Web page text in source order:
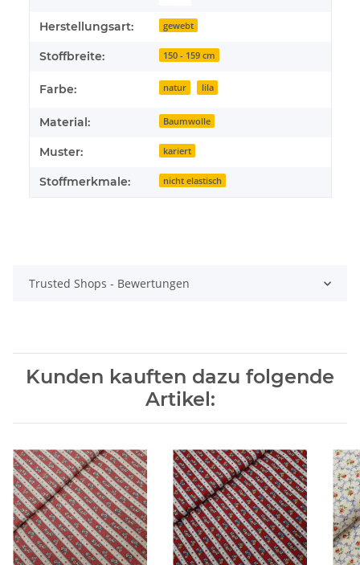
Herstellungsart: gewebt
Stoffbreite: 150 - 159 cm
Farbe: natur lila
Material: Baumwolle
Muster: kariert
Stoffmerkmale: nicht elastisch
Trusted Shops - Bewertungen
Kunden kauften dazu folgende
Artikel: